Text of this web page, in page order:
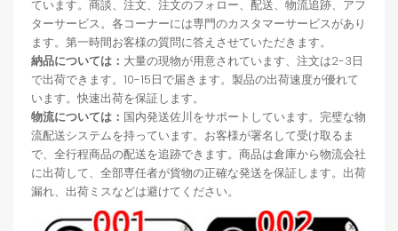
ています。商談、注文、注文のフォロー、配送、物流追跡、アフ
ターサービス。各コーナーには専門のカスタマーサービスがあり
ます。第一時間お客様の質問に答えさせていただきます。
納品については： 大量の現物が用意されています、注文は2-3日
で出荷できます。10-15日で届きます。製品の出荷速度が優れて
います。快速出荷を保証します。
物流については： 国内発送佐川をサポートしています。完璧な物
流配送システムを持っています。お客様が署名して受け取るま
で、全行程商品の配送を追跡できます。商品は倉庫から物流会社
に出荷して、全部専任者が貨物の正確な発送を保証します。出荷
漏れ、出荷ミスなどは避けてください。